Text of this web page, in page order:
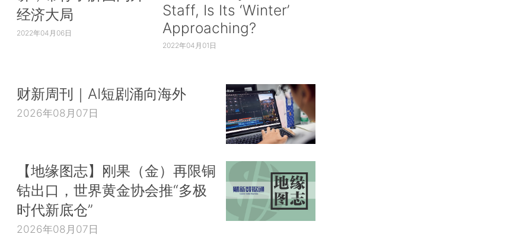
经济大局
2022年04月06日
Staff, Is Its ‘Winter’
Approaching?
2022年04月01日
财新周刊｜AI短剧涌向海外
2026年08月07日
【地缘图志】刚果（金）再限铜
钴出口，世界黄金协会推“多极
时代新底仓”
2026年08月07日